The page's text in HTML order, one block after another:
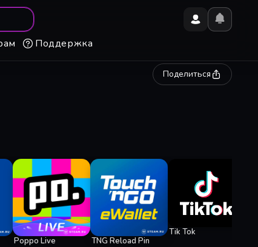
Поддержка
Поделиться
Poppo Live TNG Reload Pin
Tik Tok